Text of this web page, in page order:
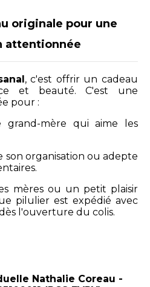
originale pour une
attentionnée
, c'est offrir un cadeau
et beauté. C'est une
pour :
mère qui aime les
son organisation ou adepte
mères ou un petit plaisir
pilulier est expédié avec
l'ouverture du colis.
Nathalie Coreau -